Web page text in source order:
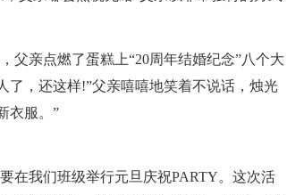
父亲点燃了蛋糕上“20周年结婚纪念”八个大
了，还这样!”父亲嘻嘻地笑着不说话，烛光
衣服。”
在我们班级举行元旦庆祝PARTY。这次活